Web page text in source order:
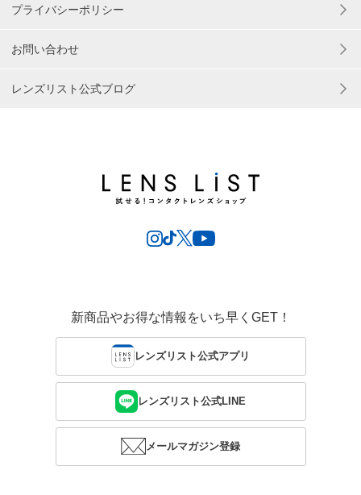
プライバシーポリシー
お問い合わせ
レンズリスト公式ブログ
新商品やお得な情報をいち早くGET！
レンズリスト公式アプリ
レンズリスト公式LINE
メールマガジン登録